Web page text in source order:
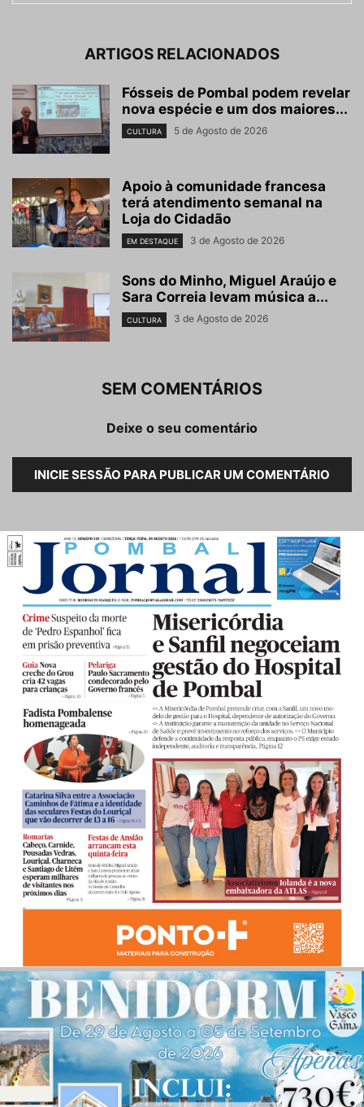
ARTIGOS RELACIONADOS
Fósseis de Pombal podem revelar
nova espécie e um dos maiores...
CULTURA 5 de Agosto de 2026
Apoio à comunidade francesa
terá atendimento semanal na
Loja do Cidadão
EM DESTAQUE 3 de Agosto de 2026
Sons do Minho, Miguel Araújo e
Sara Correia levam música a...
CULTURA 3 de Agosto de 2026
SEM COMENTÁRIOS
Deixe o seu comentário
INICIE SESSÃO PARA PUBLICAR UM COMENTÁRIO